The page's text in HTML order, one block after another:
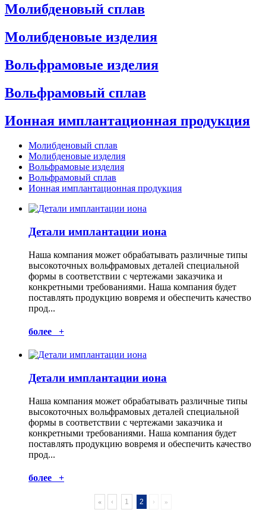
Молибденовый сплав
Молибденовые изделия
Вольфрамовые изделия
Вольфрамовый сплав
Ионная имплантационная продукция
Молибденовый сплав
Молибденовые изделия
Вольфрамовые изделия
Вольфрамовый сплав
Ионная имплантационная продукция
Детали имплантации иона
Наша компания может обрабатывать различные типы
высокоточных вольфрамовых деталей специальной
формы в соответствии с чертежами заказчика и
конкретными требованиями. Наша компания будет
поставлять продукцию вовремя и обеспечить качество
прод...
более +
Детали имплантации иона
Наша компания может обрабатывать различные типы
высокоточных вольфрамовых деталей специальной
формы в соответствии с чертежами заказчика и
конкретными требованиями. Наша компания будет
поставлять продукцию вовремя и обеспечить качество
прод...
более +
« ‹ 1 2 › »